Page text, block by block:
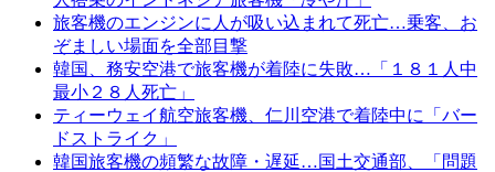
旅客機のエンジンに人が吸い込まれて死亡…乗客、お
ぞましい場面を全部目撃
韓国、務安空港で旅客機が着陸に失敗…「１８１人中
最小２８人死亡」
ティーウェイ航空旅客機、仁川空港で着陸中に「バー
ドストライク」
韓国旅客機の頻繁な故障・遅延…国土交通部、「問題